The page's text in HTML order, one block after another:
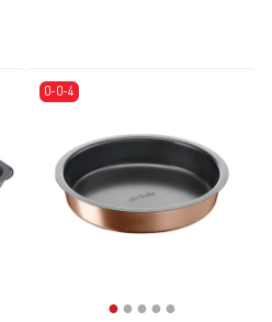
0-0-4
●● ● ● ●